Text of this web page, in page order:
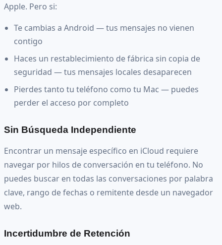
Apple. Pero si:
Te cambias a Android — tus mensajes no vienen
contigo
Haces un restablecimiento de fábrica sin copia de
seguridad — tus mensajes locales desaparecen
Pierdes tanto tu teléfono como tu Mac — puedes
perder el acceso por completo
Sin Búsqueda Independiente
Encontrar un mensaje específico en iCloud requiere
navegar por hilos de conversación en tu teléfono. No
puedes buscar en todas las conversaciones por palabra
clave, rango de fechas o remitente desde un navegador
web.
Incertidumbre de Retención